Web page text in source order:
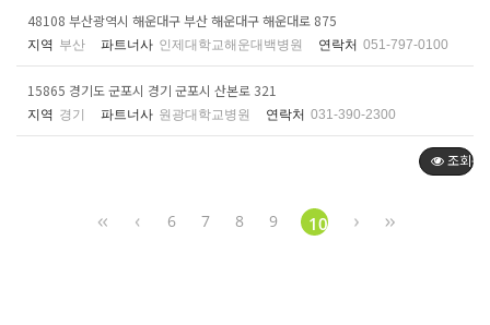
48108 부산광역시 해운대구 부산 해운대구 해운대로 875
지역 부산 파트너사 인제대학교해운대백병원 연락처 051-797-0100
15865 경기도 군포시 경기 군포시 산본로 321
지역 경기 파트너사 원광대학교병원 연락처 031-390-2300
조회순
6 7 8 9 10